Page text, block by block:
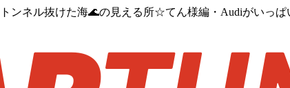
ンネル抜けた海🌊の見える所☆てん様編・Audiがいっぱ